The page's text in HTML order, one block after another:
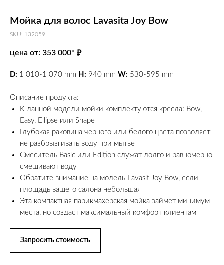
Мойка для волос Lavasita Joy Bow
SKU: 132059
цена от: 353 000* ₽
D: 1 010-1 070 mm H: 940 mm W: 530-595 mm
Описание продукта:
К данной модели мойки комплектуются кресла: Bow,
Easy, Ellipse или Shape
Глубокая раковина черного или белого цвета позволяет
не разбрызгивать воду при мытье
Смеситель Basic или Edition служат долго и равномерно
смешивают воду
Обратите внимание на модель Lavasit Joy Bow, если
площадь вашего салона небольшая
Эта компактная парикмахерская мойка займет минимум
места, но создаст максимальный комфорт клиентам
Запросить стоимость